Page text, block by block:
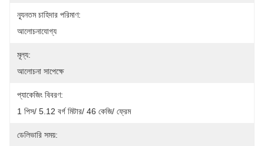
ন্যূনতম চাহিদার পরিমাণ:
আলোচনাযোগ্য
মূল্য:
আলোচনা সাপেক্ষে
প্যাকেজিং বিবরণ:
1 পিস/ 5.12 বর্গ মিটার/ 46 কেজি/ ফ্রেম
ডেলিভারি সময়: